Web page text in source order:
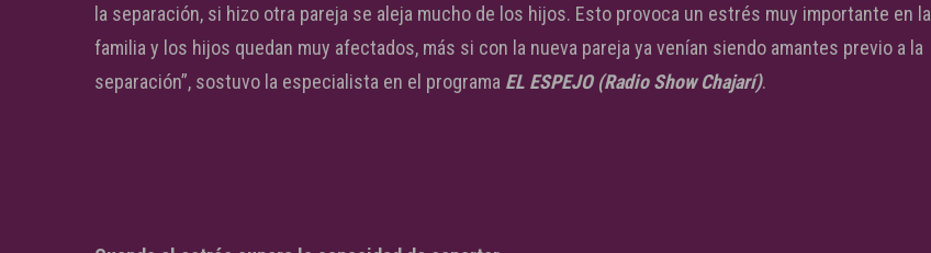
la separación, si hizo otra pareja se aleja mucho de los hijos. Esto provoca un estrés muy importante en la
familia y los hijos quedan muy afectados, más si con la nueva pareja ya venían siendo amantes previo a la
separación”, sostuvo la especialista en el programa EL ESPEJO (Radio Show Chajarí).